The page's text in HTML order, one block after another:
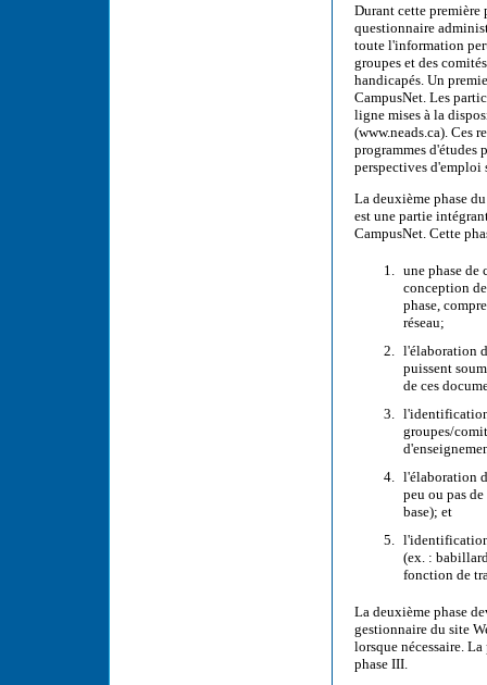
Durant cette première
questionnaire
toute l'information
groupes et des
handicapés. Un
CampusNet. Les
ligne mises à la
(www.neads.ca). Ces
programmes d'études
perspectives d'emploi
La deuxième phase
est une partie
CampusNet. Cette
une phase de
conception
phase,
réseau;
l'élaboration
puissent
de ces
l'identification
groupes/
l'élaboration
peu ou pas
base); et
(ex. :
fonction de
La deuxième phase
gestionnaire du site
lorsque nécessaire.
phase III.